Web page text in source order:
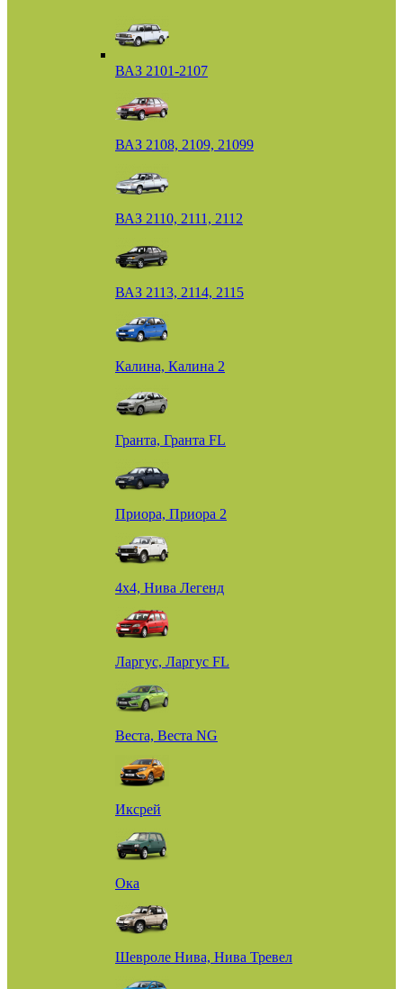
ВАЗ 2101-2107
ВАЗ 2108, 2109, 21099
ВАЗ 2110, 2111, 2112
ВАЗ 2113, 2114, 2115
Калина, Калина 2
Гранта, Гранта FL
Приора, Приора 2
4х4, Нива Легенд
Ларгус, Ларгус FL
Веста, Веста NG
Иксрей
Ока
Шевроле Нива, Нива Тревел